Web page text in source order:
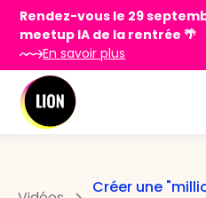
Rendez-vous le 29
meetup IA de la rentrée 🌴
En savoir plus
Créer une